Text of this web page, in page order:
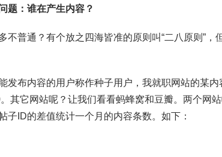
题： 谁在产生内容？
不普通？有个放之四海皆准的原则叫“二八原则”
发布内容的用户称作种子用户，我就职网站的某
。其它网站呢？让我们看看蚂蜂窝和豆瓣。两个网
子ID的差值统计一个月的内容条数。如下：